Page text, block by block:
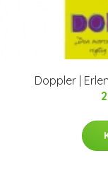
Doppler |